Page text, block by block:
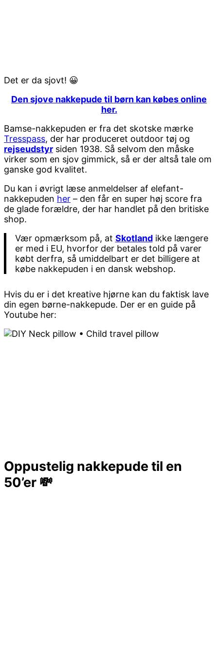
Det er da sjovt! 😀
Den sjove nakkepude til børn kan købes online
her.
Bamse-nakkepuden er fra det skotske mærke
Tresspass, der har produceret outdoor tøj og
rejseudstyr siden 1938. Så selvom den måske
virker som en sjov gimmick, så er der altså tale om
ganske god kvalitet.
Du kan i øvrigt læse anmeldelser af elefant-
nakkepuden her – den får en super høj score fra
de glade forældre, der har handlet på den britiske
shop.
Vær opmærksom på, at Skotlandikke længere
er med i EU, hvorfor der betales told på varer
købt derfra, så umiddelbart er det billigere at
købe nakkepuden i en dansk webshop.
Hvis du er i det kreative hjørne kan du faktisk lave
din egen børne-nakkepude. Der er en guide på
Youtube her:
Oppustelig nakkepude til en
50’er 💸